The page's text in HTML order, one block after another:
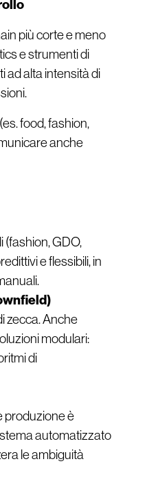
Contatti
più corte e meno
e strumenti di
ad alta intensità di
food, fashion,
anche
(fashion, GDO,
e flessibili, in
zecca. Anche
modulari:
di
produzione è
automatizzato
le ambiguità